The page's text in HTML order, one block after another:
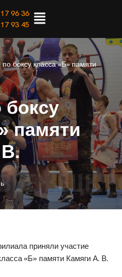
96 36
93 45
по боксу класса «Б» памяти
памяти
приняли участие
«Б» памяти Камяги А. В.